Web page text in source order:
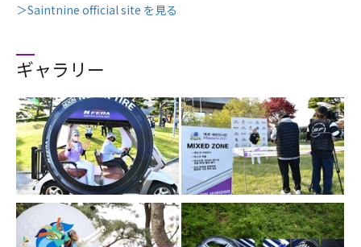
＞Saintnine official site を見る
ギャラリー
Close
Close